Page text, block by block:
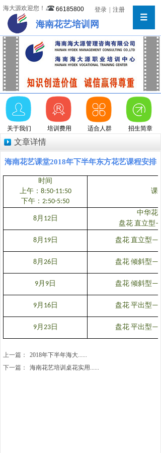
海大源欢迎您！ 66185800 登录 注册
海南花艺培训网
关于我们 培训费用 招生简章
适合人群
文章详情
海南花艺课堂2018年下半年东方花艺课程安排
时间
上午： 8:50-11:50
下午： 2:50-5:50
课
8月 12日
中华花
盘花 直立型
8月 19日 盘花 直立型——
8月 26日 盘花 倾斜型——
9月 9 日 盘花 倾斜型——
9月 16日 盘花 平出型——
9月 23日 盘花 平出型——
上一篇：
2018年下半年海大......
下一篇：
海南花艺培训桌花实用......